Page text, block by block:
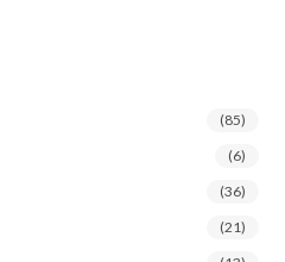
(85)
(6)
(36)
(21)